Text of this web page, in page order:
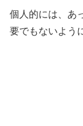
個人的には、あ
要でもないよう